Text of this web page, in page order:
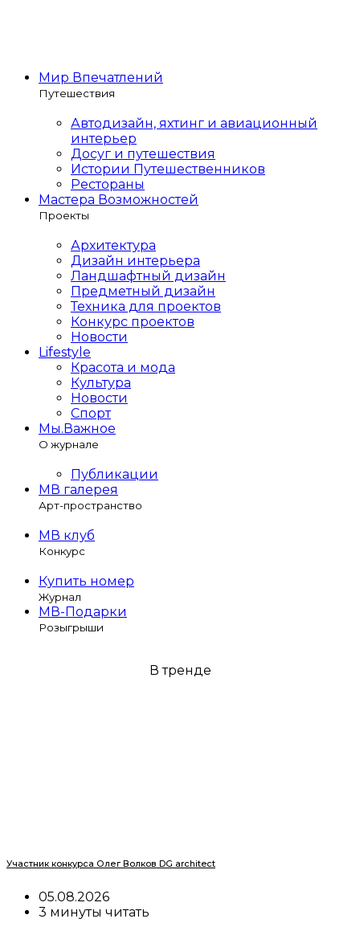
Мир Впечатлений
Путешествия
Автодизайн, яхтинг и авиационный
интерьер
Досуг и путешествия
Истории Путешественников
Рестораны
Мастера Возможностей
Проекты
Архитектура
Дизайн интерьера
Ландшафтный дизайн
Предметный дизайн
Техника для проектов
Конкурс проектов
Новости
Lifestyle
Красота и мода
Культура
Новости
Спорт
Мы.Важное
О журнале
Публикации
МВ галерея
Арт-пространство
МВ клуб
Конкурс
Купить номер
Журнал
МВ-Подарки
Розыгрыши
В тренде
Участник конкурса Олег Волков DG architect
05.08.2026
3 минуты читать